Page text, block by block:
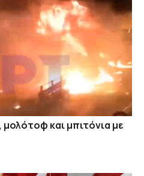
και μπιτόνια με